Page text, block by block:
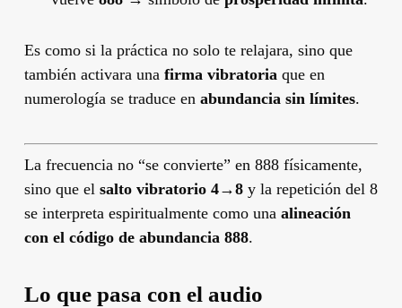
Es como si la práctica no solo te relajara, sino que
también activara una firma vibratoriaque en
numerología se traduce en abundancia sin límites.
La frecuencia no “se convierte” en 888 físicamente,
sino que el salto vibratorio 4→8y la repetición del 8
se interpreta espiritualmente como una alineación
con el código de abundancia 888.
Lo que pasa con el audio